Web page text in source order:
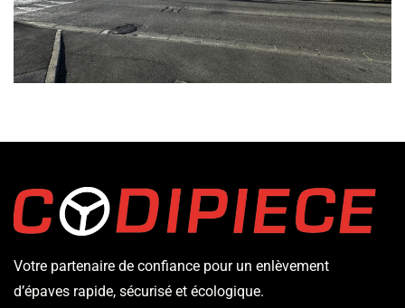
Votre partenaire de confiance pour un enlèvement
d’épaves rapide, sécurisé et écologique.